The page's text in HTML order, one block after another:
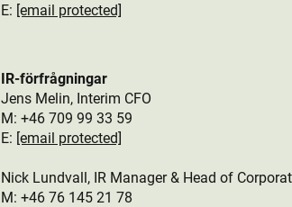
E: [email protected]
IR-förfrågningar
Jens Melin, Interim CFO
M: +46 709 99 33 59
E: [email protected]
Nick Lundvall, IR Manager & Head of
M: +46 76 145 21 78